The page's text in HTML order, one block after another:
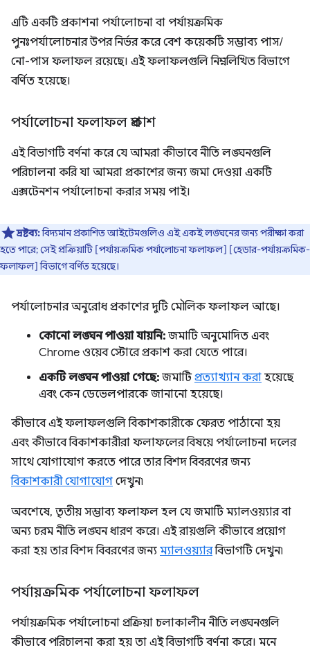
এটি একটি প্রকাশনা পর্যালোচনা বা পর্যায়ক্রমিক
পুনঃপর্যালোচনার উপর নির্ভর করে বেশ কয়েকটি সম্ভাব্য পাস/
নো-পাস ফলাফল রয়েছে। এই ফলাফলগুলি নিম্নলিখিত বিভাগে
বর্ণিত হয়েছে।
পর্যালোচনা ফলাফল প্রকাশ
এই বিভাগটি বর্ণনা করে যে আমরা কীভাবে নীতি লঙ্ঘনগুলি
পরিচালনা করি যা আমরা প্রকাশের জন্য জমা দেওয়া একটি
এক্সটেনশন পর্যালোচনা করার সময় পাই।
দ্রষ্টব্য:বিদ্যমান প্রকাশিত আইটেমগুলিও এই একই লঙ্ঘনের জন্য পরীক্ষা করা
হতে পারে; সেই প্রক্রিয়াটি [পর্যায়ক্রমিক পর্যালোচনা ফলাফল] [হেডার-পর্যায়ক্রমিক-
ফলাফল] বিভাগে বর্ণিত হয়েছে।
পর্যালোচনার অনুরোধ প্রকাশের দুটি মৌলিক ফলাফল আছে।
কোনো লঙ্ঘন পাওয়া যায়নি: জমাটি অনুমোদিত এবং
Chrome ওয়েব স্টোরে প্রকাশ করা যেতে পারে।
একটি লঙ্ঘন পাওয়া গেছে: জমাটিপ্রত্যাখ্যান করা হয়েছে
এবং কেন ডেভেলপারকে জানানো হয়েছে।
কীভাবে এই ফলাফলগুলি বিকাশকারীকে ফেরত পাঠানো হয়
এবং কীভাবে বিকাশকারীরা ফলাফলের বিষয়ে পর্যালোচনা দলের
সাথে যোগাযোগ করতে পারে তার বিশদ বিবরণের জন্য
বিকাশকারী যোগাযোগ দেখুন৷
অবশেষে, তৃতীয় সম্ভাব্য ফলাফল হল যে জমাটি ম্যালওয়্যার বা
অন্য চরম নীতি লঙ্ঘন ধারণ করে। এই রায়গুলি কীভাবে প্রয়োগ
করা হয় তার বিশদ বিবরণের জন্য ম্যালওয়্যারবিভাগটি দেখুন৷
পর্যায়ক্রমিক পর্যালোচনা ফলাফল
পর্যায়ক্রমিক পর্যালোচনা প্রক্রিয়া চলাকালীন নীতি লঙ্ঘনগুলি
কীভাবে পরিচালনা করা হয় তা এই বিভাগটি বর্ণনা করে। মনে